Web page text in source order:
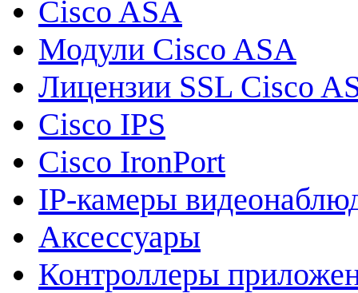
Cisco ASA
Модули Cisco ASA
Лицензии SSL Cisco
Cisco IPS
Cisco IronPort
IP-камеры
Аксессуары
Контроллеры